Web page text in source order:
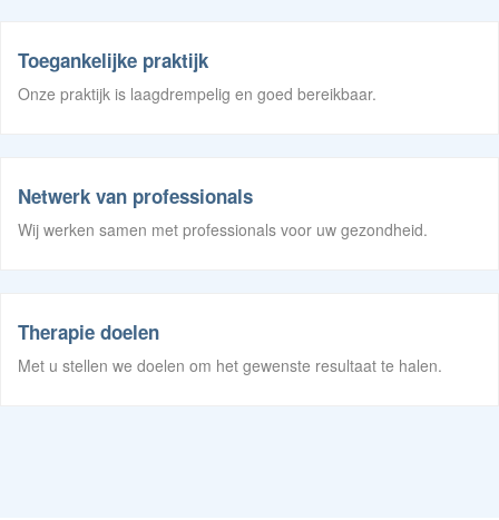
Toegankelijke praktijk
Onze praktijk is laagdrempelig en goed bereikbaar.
Netwerk van professionals
Wij werken samen met professionals voor uw gezondheid.
Therapie doelen
Met u stellen we doelen om het gewenste resultaat te halen.